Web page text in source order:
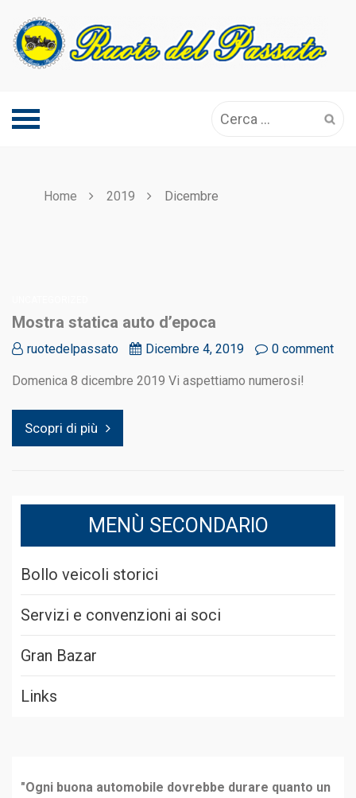
content
per:
Home 2019 Dicembre
Mostra statica auto d’epoca
ruotedelpassato Dicembre 4, 2019 0 comment
Domenica 8 dicembre 2019 Vi aspettiamo numerosi!
Scopri di più
MENÙ SECONDARIO
Bollo veicoli storici
Servizi e convenzioni ai soci
Gran Bazar
Links
"Ogni buona automobile dovrebbe durare quanto un